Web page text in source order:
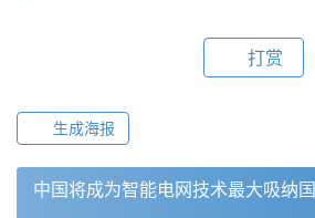
打赏
生成海报
中国将成为智能电网技术最大吸纳国